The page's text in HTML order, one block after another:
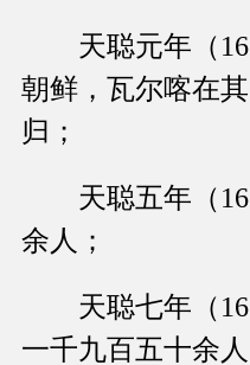
天聪元年（
朝鲜，瓦尔喀在
归；
天聪五年（
余人；
天聪七年（
一千九百五十余人